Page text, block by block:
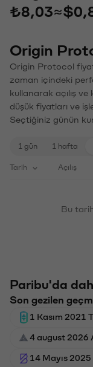
₺8,03≈
Origin
Origin Protocol
zaman içindeki
kullanarak açılış
düşük fiyatları ve
Seçtiğiniz günün
1 gün 1 hafta
Tarih Açılış
Bu
Paribu'da
Son gezilen
1 Kasım 2021
4 august 2026
14 Mayıs